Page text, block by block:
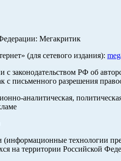
Мегакритик
(для сетевого издания):
с законодательством РФ об
с письменного разрешения
аналитическая,
технологии
на территории Российской